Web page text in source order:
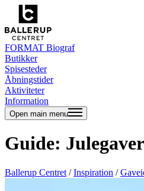
FORMAT Biograf
Butikker
Spisesteder
Åbningstider
Aktiviteter
Information
Open main menu
Guide:
Ballerup Centret /Inspiration /